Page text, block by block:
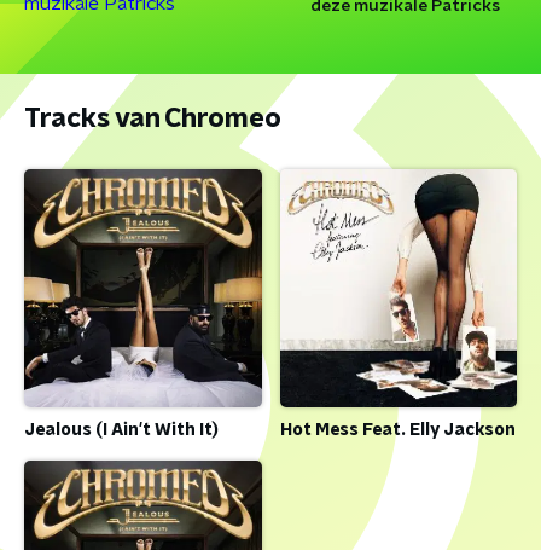
deze muzikale Patricks
Tracks van Chromeo
Jealous (I Ain't With It) Hot Mess Feat. Elly Jackson